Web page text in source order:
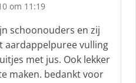
om 11:19
schoonouders en zij
aardappelpuree vulling
met jus. Ook lekker
maken. bedankt voor